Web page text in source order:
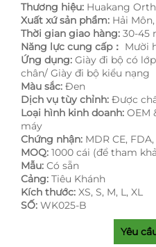
Thương hiệu: Huakang
Xuất xứ sản phẩm: Hải
Thời gian giao hàng: 30-45
Năng lực cung cấp： Mười
Ứng dụng: Giày đi bộ có
chân/ Giày đi bộ kiểu nạng
Màu sắc: Đen
Dịch vụ tùy chỉnh: Được
Loại hình kinh doanh: OEM
máy
Chứng nhận: MDR CE,
MOQ: 1000 cái (để tham
Mẫu: Có sẵn
Cảng: Tiêu Khánh
Kích thước: XS, S, M, L, XL
SỐ: WK025-B
Yêu